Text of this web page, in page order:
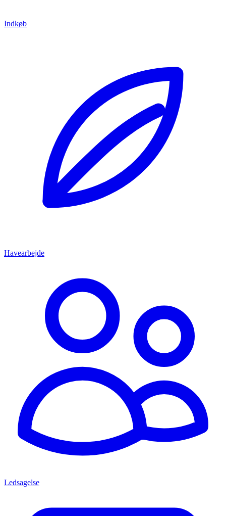
Indkøb
Havearbejde
Ledsagelse